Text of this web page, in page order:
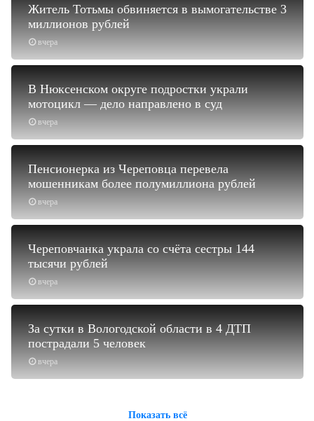
вчера
Житель Тотьмы обвиняется в вымогательстве 3
миллионов рублей
вчера
В Нюксенском округе подростки украли
мотоцикл — дело направлено в суд
вчера
Пенсионерка из Череповца перевела
мошенникам более полумиллиона рублей
вчера
Череповчанка украла со счёта сестры 144
тысячи рублей
вчера
За сутки в Вологодской области в 4 ДТП
пострадали 5 человек
Показать всё